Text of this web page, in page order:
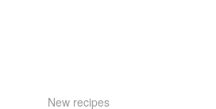
New recipes